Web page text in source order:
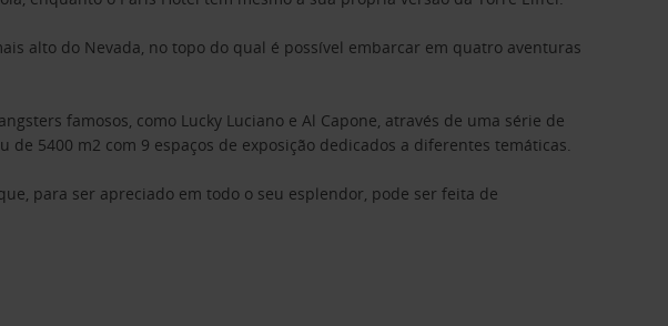
alto do Nevada, no topo do qual é possível embarcar em quatro aventuras
famosos, como Lucky Luciano e Al Capone, através de uma série de
5400 m2 com 9 espaços de exposição dedicados a diferentes temáticas.
para ser apreciado em todo o seu esplendor, pode ser feita de